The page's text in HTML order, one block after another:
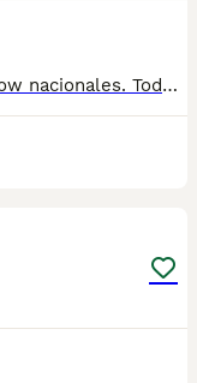
Espectaculares camada de bengalí snow nacionales. Todos los cachorritos se entregan con unos dos meses y medio de edad y sus vacunas correspondientes, desparasitados interna y externamente, con certificado de salud, y garantía tanto por enfermedad vírica como congénito genética. Posibilidad de entregar en toda España mediante transporte propio preparado para animales y con chofer privado. Los precios pueden variar según las características y morfología de cada cachorro. Añádenos al whatsapp o llámanos, y encantados atenderemos todas tus dudas y consultas. Teléfono / Whatsapp: 641 92 23 90